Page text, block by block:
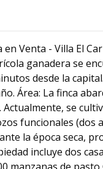
en Venta - Villa El
ganadera se
desde la
Área: La finca
se
funcionales (dos
la época seca,
incluye dos